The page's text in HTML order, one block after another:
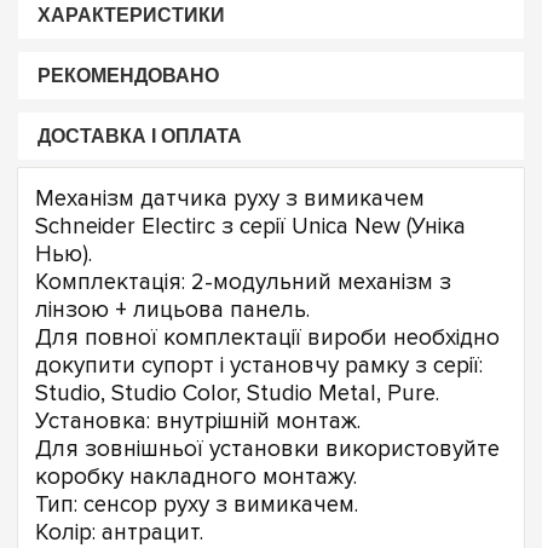
ХАРАКТЕРИСТИКИ
РЕКОМЕНДОВАНО
ДОСТАВКА І ОПЛАТА
Механізм датчика руху з вимикачем
Schneider Electirc з серії Unica New (Уніка
Нью).
Комплектація: 2-модульний механізм з
лінзою + лицьова панель.
Для повної комплектації вироби необхідно
докупити супорт і установчу рамку з серії:
Studio, Studio Color, Studio Metal, Pure.
Установка: внутрішній монтаж.
Для зовнішньої установки використовуйте
коробку накладного монтажу.
Тип: сенсор руху з вимикачем.
Колір: антрацит.